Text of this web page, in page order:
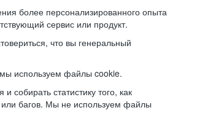
более персонализированного опыта
сервис или продукт.
что вы генеральный
используем файлы cookie.
собирать статистику того, как
или багов. Мы не используем файлы